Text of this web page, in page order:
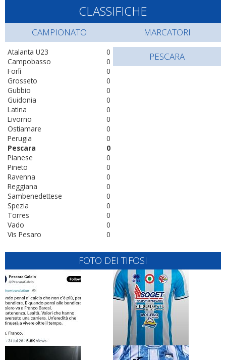
CLASSIFICHE
CAMPIONATO
0
Atalanta U23
0
Campobasso
0
Forlì
0
Grosseto
0
Gubbio
0
Guidonia
0
Latina
0
Livorno
0
Ostiamare
0
Perugia
0
Pescara
0
Pianese
0
Pineto
0
Ravenna
0
Reggiana
0
Sambenedettese
0
Spezia
0
Torres
0
Vado
0
Vis Pesaro
MARCATORI
PESCARA
FOTO DEI TIFOSI